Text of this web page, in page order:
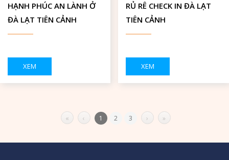
HẠNH PHÚC AN LÀNH Ở
ĐÀ LẠT TIÊN CẢNH
XEM
RỦ RÊ CHECK IN ĐÀ LẠT
TIÊN CẢNH
XEM
« ‹ 1 2 3 › »